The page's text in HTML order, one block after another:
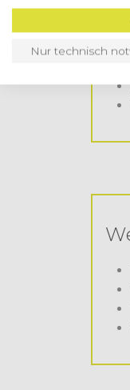
Nur technisch